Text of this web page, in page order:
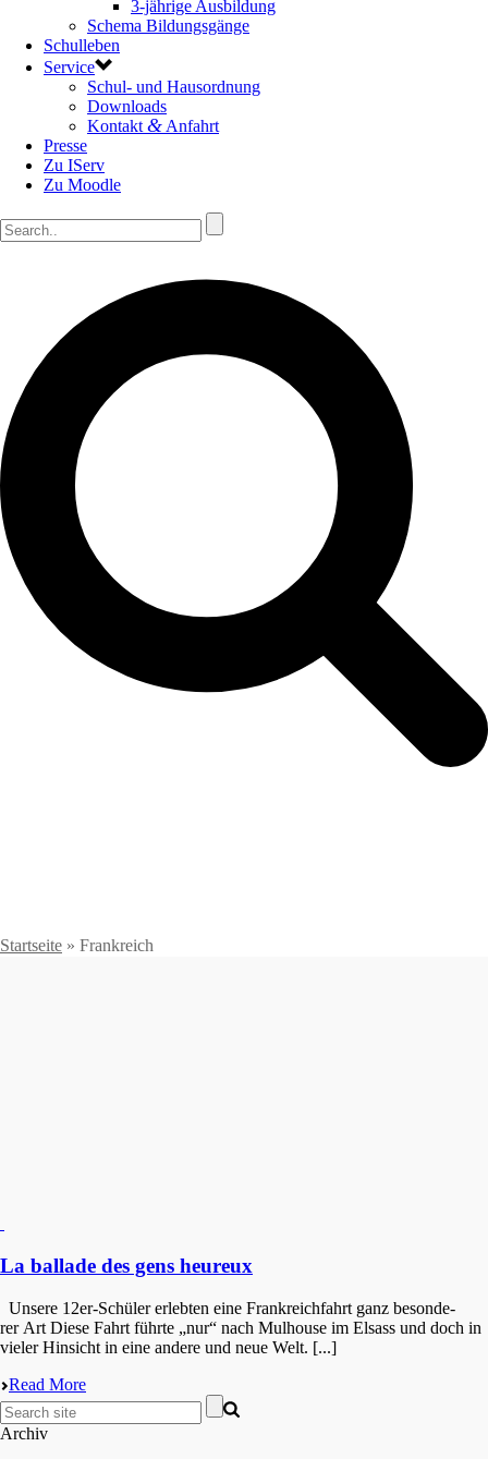
3-jährige Ausbildung
Schema Bildungsgänge
Schulleben
Service
Schul- und Hausordnung
Downloads
Kontakt & Anfahrt
Presse
Zu IServ
Zu Moodle
Startseite » Frankreich
La ballade des gens heureux
Unsere 12er-Schüler erleb­ten eine Frank­reich­fahrt ganz beson­de­
rer Art Diese Fahrt führte „nur“ nach Mulhouse im Elsass und doch in
vieler Hinsicht in eine andere und neue Welt. [...]
Read More
Archiv